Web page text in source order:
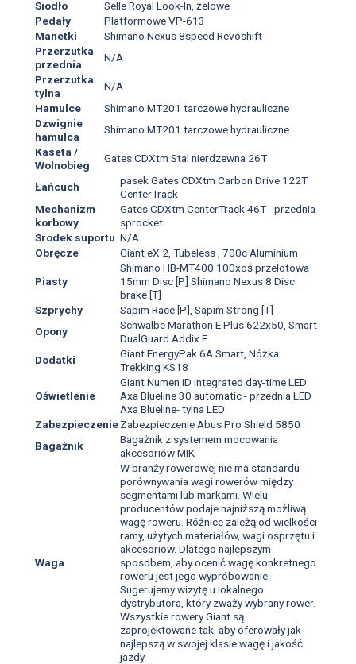
Siodło
Selle Royal Look-In, żelowe
Pedały
Platformowe VP-613
Manetki
Shimano Nexus 8speed Revoshift
Przerzutka
przednia
N/A
Przerzutka
tylna
N/A
Hamulce
Shimano MT201 tarczowe hydrauliczne
Dzwignie
hamulca
Shimano MT201 tarczowe hydrauliczne
Kaseta /
Wolnobieg
Gates CDXtm Stal nierdzewna 26T
Łańcuch
pasek Gates CDXtm Carbon Drive 122T
CenterTrack
Mechanizm
korbowy
Gates CDXtm CenterTrack 46T - przednia
sprocket
Srodek suportu N/A
Obręcze
Giant eX 2, Tubeless , 700c Aluminium
Piasty
Shimano HB-MT400 100xoś przelotowa
15mm Disc [P] Shimano Nexus 8 Disc
brake [T]
Szprychy
Sapim Race [P], Sapim Strong [T]
Opony
Schwalbe Marathon E Plus 622x50, Smart
DualGuard Addix E
Dodatki
Giant EnergyPak 6A Smart, Nóżka
Trekking KS18
Oświetlenie
Giant Numen iD integrated day-time LED
Axa Blueline 30 automatic - przednia LED
Axa Blueline- tylna LED
Zabezpieczenie Zabezpieczenie Abus Pro Shield 5850
Bagażnik
Bagażnik z systemem mocowania
akcesoriów MIK
Waga
W branży rowerowej nie ma standardu
porównywania wagi rowerów między
segmentami lub markami. Wielu
producentów podaje najniższą możliwą
wagę roweru. Różnice zależą od wielkości
ramy, użytych materiałów, wagi osprzętu i
akcesoriów. Dlatego najlepszym
sposobem, aby ocenić wagę konkretnego
roweru jest jego wypróbowanie.
Sugerujemy wizytę u lokalnego
dystrybutora, który zważy wybrany rower.
Wszystkie rowery Giant są
zaprojektowane tak, aby oferowały jak
najlepszą w swojej klasie wagę i jakość
jazdy.